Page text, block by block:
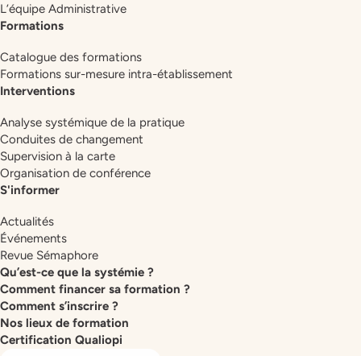
L’équipe Administrative
Formations
Catalogue des formations
Formations sur-mesure intra-établissement
Interventions
Analyse systémique de la pratique
Conduites de changement
Supervision à la carte
Organisation de conférence
S'informer
Actualités
Événements
Revue Sémaphore
Qu’est-ce que la systémie ?
Comment financer sa formation ?
Comment s’inscrire ?
Nos lieux de formation
Certification Qualiopi